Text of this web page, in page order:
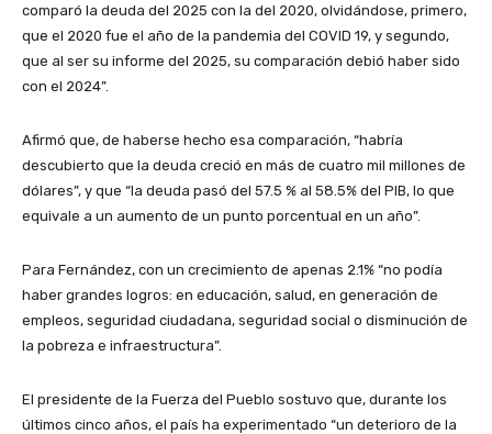
comparó la deuda del 2025 con la del 2020, olvidándose, primero,
que el 2020 fue el año de la pandemia del COVID 19, y segundo,
que al ser su informe del 2025, su comparación debió haber sido
con el 2024”.
Afirmó que, de haberse hecho esa comparación, “habría
descubierto que la deuda creció en más de cuatro mil millones de
dólares”, y que “la deuda pasó del 57.5 % al 58.5% del PIB, lo que
equivale a un aumento de un punto porcentual en un año”.
Para Fernández, con un crecimiento de apenas 2.1% “no podía
haber grandes logros: en educación, salud, en generación de
empleos, seguridad ciudadana, seguridad social o disminución de
la pobreza e infraestructura”.
El presidente de la Fuerza del Pueblo sostuvo que, durante los
últimos cinco años, el país ha experimentado “un deterioro de la